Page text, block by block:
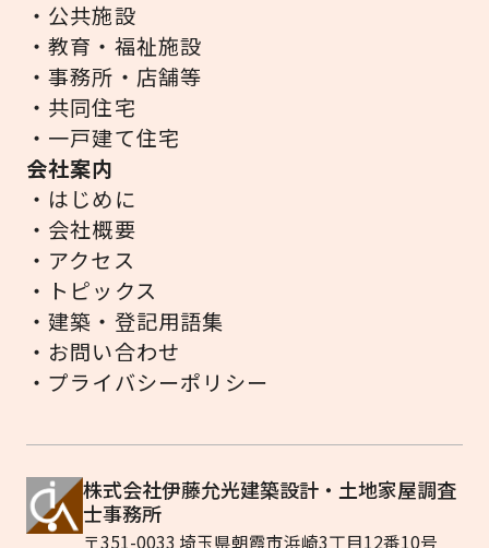
・公共施設
・教育・福祉施設
・事務所・店舗等
・共同住宅
・一戸建て住宅
会社案内
・はじめに
・会社概要
・アクセス
・トピックス
・建築・登記用語集
・お問い合わせ
・プライバシーポリシー
株式会社伊藤允光建築設計・土地家屋調査
士事務所
〒351-0033 埼玉県朝霞市浜崎3丁目12番10号